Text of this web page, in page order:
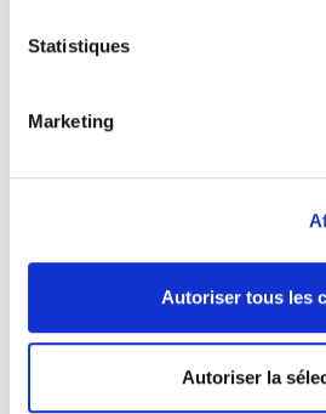
Statistiques
Marketing
Autoriser tous les
Autoriser la
Se défendre ou renoncer
Aude Lejeune